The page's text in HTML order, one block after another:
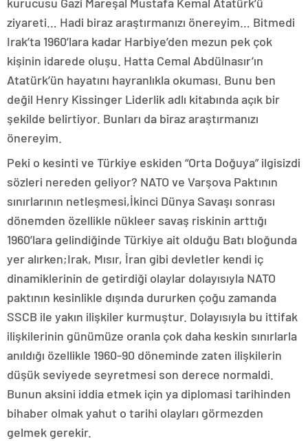
ziyareti… Hadi biraz araştırmanızı önereyim… Bitmedi
Irak’ta 1960’lara kadar Harbiye’den mezun pek çok
kişinin idarede oluşu. Hatta Cemal Abdülnasır’ın
Atatürk’ün hayatını hayranlıkla okuması. Bunu ben
değil Henry Kissinger Liderlik adlı kitabında açık bir
şekilde belirtiyor. Bunları da biraz araştırmanızı
önereyim.
Peki o kesinti ve Türkiye eskiden “Orta Doğuya” ilgisizdi
sözleri nereden geliyor? NATO ve Varşova Paktının
sınırlarının netleşmesi,İkinci Dünya Savaşı sonrası
dönemden özellikle nükleer savaş riskinin arttığı
1960’lara gelindiğinde Türkiye ait olduğu Batı bloğunda
yer alırken;Irak, Mısır, İran gibi devletler kendi iç
dinamiklerinin de getirdiği olaylar dolayısıyla NATO
paktının kesinlikle dışında dururken çoğu zamanda
SSCB ile yakın ilişkiler kurmuştur. Dolayısıyla bu ittifak
ilişkilerinin günümüze oranla çok daha keskin sınırlarla
anıldığı özellikle 1960-90 döneminde zaten ilişkilerin
düşük seviyede seyretmesi son derece normaldi.
Bunun aksini iddia etmek için ya diplomasi tarihinden
bihaber olmak yahut o tarihi olayları görmezden
gelmek gerekir.